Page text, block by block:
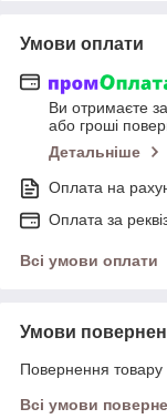
Умови оплати
Ви отримаєте
або гроші
Детальніше
Оплата на
Оплата за
Всі умови оплати
Умови
Повернення товару
Всі умови